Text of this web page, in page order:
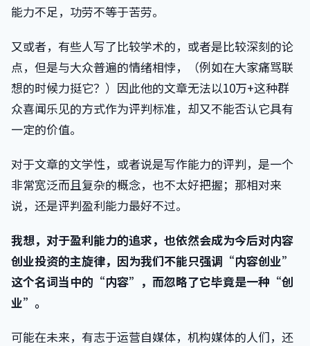
能力不足，功劳不等于苦劳。
又或者，有些人写了比较学术的，或者是比较深刻的论
点，但是与大众普遍的情绪相悖，（例如在大家痛骂联
想的时候力挺它？）因此他的文章无法以10万+这种群
众喜闻乐见的方式作为评判标准，却又不能否认它具有
一定的价值。
对于文章的文学性，或者说是写作能力的评判，是一个
非常宽泛而且复杂的概念，也不太好把握；那相对来
说，还是评判盈利能力最好不过。
我想，对于盈利能力的追求，也依然会成为今后对内容
创业投资的主旋律，因为我们不能只强调“内容创业”
这个名词当中的“内容”，而忽略了它毕竟是一种“创
业”。
可能在未来，有志于运营自媒体，机构媒体的人们，还